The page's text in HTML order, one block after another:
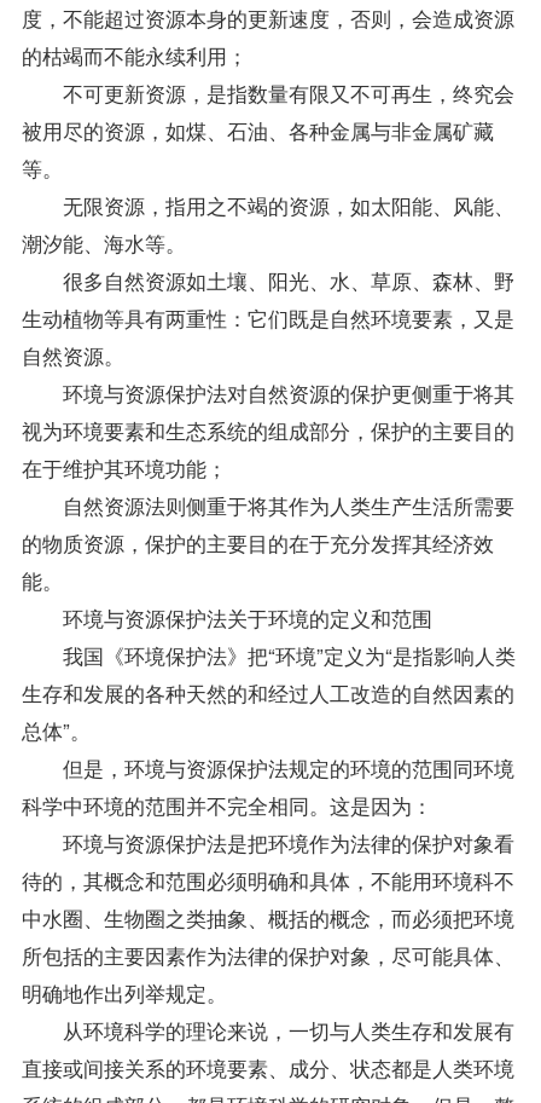
度，不能超过资源本身的更新速度，否则，会造成资源
的枯竭而不能永续利用；
不可更新资源，是指数量有限又不可再生，终究会
被用尽的资源，如煤、石油、各种金属与非金属矿藏
等。
无限资源，指用之不竭的资源，如太阳能、风能、
潮汐能、海水等。
很多自然资源如土壤、阳光、水、草原、森林、野
生动植物等具有两重性：它们既是自然环境要素，又是
自然资源。
环境与资源保护法对自然资源的保护更侧重于将其
视为环境要素和生态系统的组成部分，保护的主要目的
在于维护其环境功能；
自然资源法则侧重于将其作为人类生产生活所需要
的物质资源，保护的主要目的在于充分发挥其经济效
能。
环境与资源保护法关于环境的定义和范围
我国《环境保护法》把“环境”定义为“是指影响人类
生存和发展的各种天然的和经过人工改造的自然因素的
总体”。
但是，环境与资源保护法规定的环境的范围同环境
科学中环境的范围并不完全相同。这是因为：
环境与资源保护法是把环境作为法律的保护对象看
待的，其概念和范围必须明确和具体，不能用环境科不
中水圈、生物圈之类抽象、概括的概念，而必须把环境
所包括的主要因素作为法律的保护对象，尽可能具体、
明确地作出列举规定。
从环境科学的理论来说，一切与人类生存和发展有
直接或间接关系的环境要素、成分、状态都是人类环境